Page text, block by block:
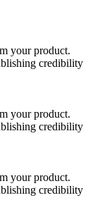
your product.
credibility
your product.
credibility
your product.
credibility